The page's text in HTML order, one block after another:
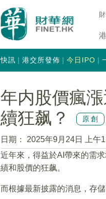
快訊 港交所發佈 今日IPO
年内股價瘋
續狂飙？
原創
日期：
2025年9月24日 上午
近年來，得益於AI帶來的需
績和股價的狂飙。
而根據最新披露的消息，存